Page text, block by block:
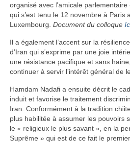
organisé avec l’amicale parlementaire
qui s’est tenu le 12 novembre à Paris
Luxembourg. Document du colloque
Il a également l’accent sur la
d’Iran qui s’exprime par une joie
une résistance pacifique et sans
continuer à servir l’intérêt général de
Hamdam Nadafi a ensuite décrit le
induit et favorise le traitement
Iran. Conformément à la tradition
plus habilitée à assumer les pouvoirs
le « religieux le plus savant », en la
Suprême » qui est de ce fait le